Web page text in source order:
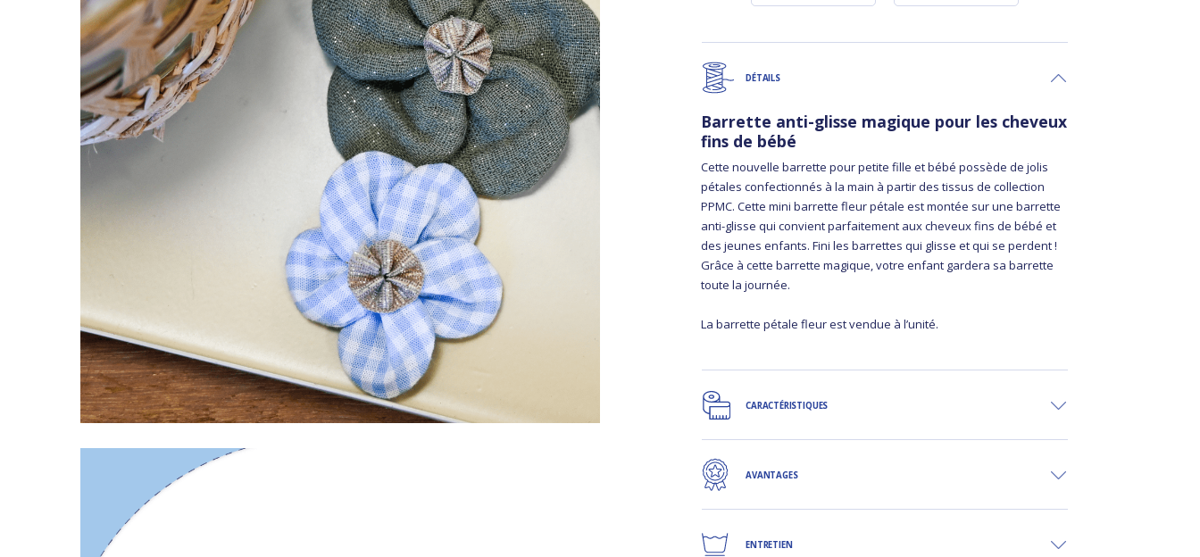
DÉTAILS
Barrette anti-glisse magique pour les cheveux
fins de bébé
Cette nouvelle barrette pour petite fille et bébé possède de jolis
pétales confectionnés à la main à partir des tissus de collection
PPMC. Cette mini barrette fleur pétale est montée sur une barrette
anti-glisse qui convient parfaitement aux cheveux fins de bébé et
des jeunes enfants. Fini les barrettes qui glisse et qui se perdent !
Grâce à cette barrette magique, votre enfant gardera sa barrette
toute la journée.
La barrette pétale fleur est vendue à l’unité.
CARACTÉRISTIQUES
AVANTAGES
ENTRETIEN